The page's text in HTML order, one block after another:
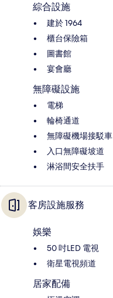
綜合設施
建於 1964
櫃台保險箱
圖書館
宴會廳
無障礙設施
電梯
輪椅通道
無障礙機場接駁車
入口無障礙坡道
淋浴間安全扶手
客房設施服務
娛樂
50 吋LED 電視
衛星電視頻道
居家配備